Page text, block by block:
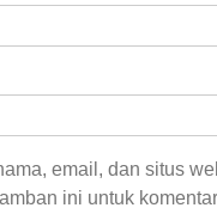
email, dan situs
ini untuk